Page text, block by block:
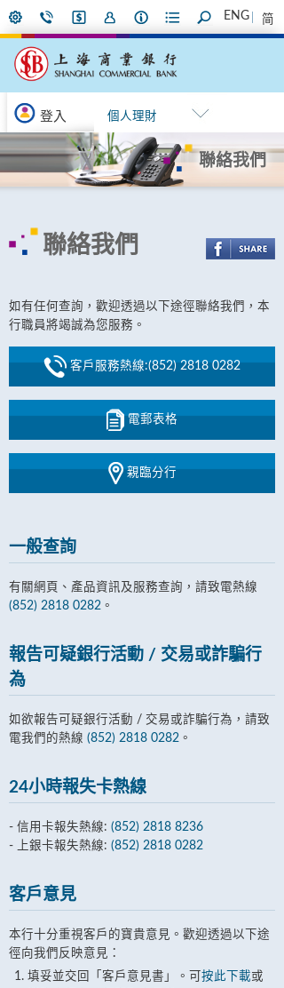
ENG 简
登入 個人理財
聯絡我們
聯絡我們
如有任何查詢，歡迎透過以下途徑聯絡我們，本
行職員將竭誠為您服務。
客戶服務熱線:(852) 2818 0282
電郵表格
親臨分行
一般查詢
有關網頁、產品資訊及服務查詢，請致電熱線
(852) 2818 0282 。
報告可疑銀行活動 / 交易或詐騙行
為
如欲報告可疑銀行活動 / 交易或詐騙行為，請致
電我們的熱線 (852) 2818 0282 。
24小時報失卡熱線
- 信用卡報失熱線: (852) 2818 8236
- 上銀卡報失熱線: (852) 2818 0282
客戶意見
本行十分重視客戶的寶貴意見。歡迎透過以下途
徑向我們反映意見：
填妥並交回「客戶意見書」。可 按此下載或